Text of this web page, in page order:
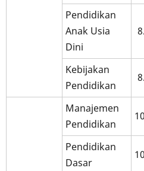
Pendidikan
Anak Usia
Dini
Kebijakan
Pendidikan
Manajemen
Pendidikan
Pendidikan
Dasar